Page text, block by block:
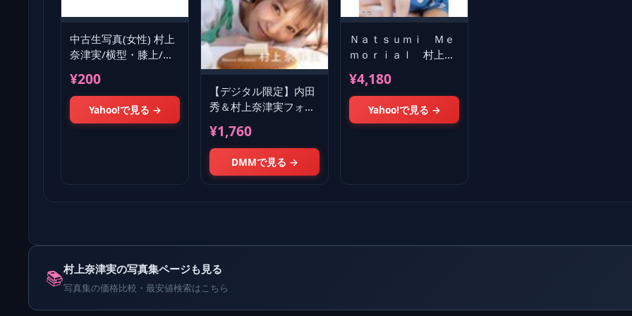
中古生写真(女性) 村上
奈津実/横型・膝上/村
「なっちゃんとデート
日記」HMV
¥200
Yahoo!で見る →
【デジタル限定】内田
秀＆村上奈津実フォト
¥1,760
DMMで見る →
Ｎａｔｓｕｍｉ Ｍｅ
ｍｏｒｉａｌ 村上奈
藤薫（フォトグ
¥4,180
Yahoo!で見る →
📚村上奈津実の写真集ページも見る
写真集の価格比較・最安値検索はこちら